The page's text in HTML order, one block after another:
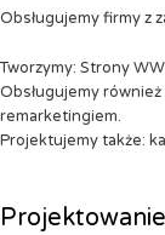
Obsługujemy firmy z
Tworzymy: Strony
Obsługujemy
remarketingiem.
Projektujemy także:
Projektowanie